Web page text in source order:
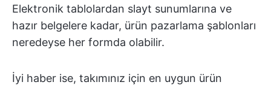
Elektronik tablolardan slayt sunumlarına ve
hazır belgelere kadar, ürün pazarlama şablonları
neredeyse her formda olabilir.
İyi haber ise, takımınız için en uygun ürün